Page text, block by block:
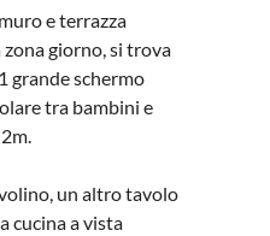
e terrazza
zona giorno, si trova
grande schermo
tra bambini e
un altro tavolo
cucina a vista